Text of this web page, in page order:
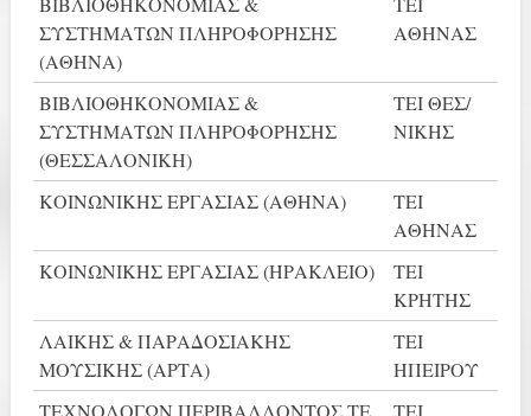
ΣΥΣΤΗΜΑΤΩΝ ΠΛΗΡΟΦΟΡΗΣΗΣ
(ΑΘΗΝΑ)
ΑΘΗΝΑΣ
ΒΙΒΛΙΟΘΗΚΟΝΟΜΙΑΣ &
ΣΥΣΤΗΜΑΤΩΝ ΠΛΗΡΟΦΟΡΗΣΗΣ
(ΘΕΣΣΑΛΟΝΙΚΗ)
ΤΕΙ ΘΕΣ/
ΝΙΚΗΣ
ΚΟΙΝΩΝΙΚΗΣ ΕΡΓΑΣΙΑΣ (ΑΘΗΝΑ)
ΤΕΙ
ΑΘΗΝΑΣ
ΚΟΙΝΩΝΙΚΗΣ ΕΡΓΑΣΙΑΣ (ΗΡΑΚΛΕΙΟ)
ΤΕΙ
ΚΡΗΤΗΣ
ΛΑΙΚΗΣ & ΠΑΡΑΔΟΣΙΑΚΗΣ
ΜΟΥΣΙΚΗΣ (ΑΡΤΑ)
ΤΕΙ
ΗΠΕΙΡΟΥ
ΤΕΧΝΟΛΟΓΩΝ ΠΕΡΙΒΑΛΛΟΝΤΟΣ ΤΕ
ΤΕΙ